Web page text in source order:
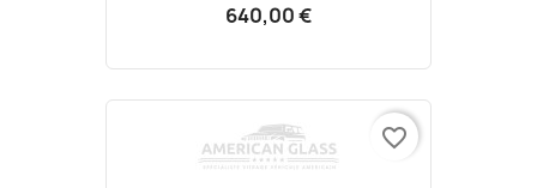
640,00 €
favorite_border